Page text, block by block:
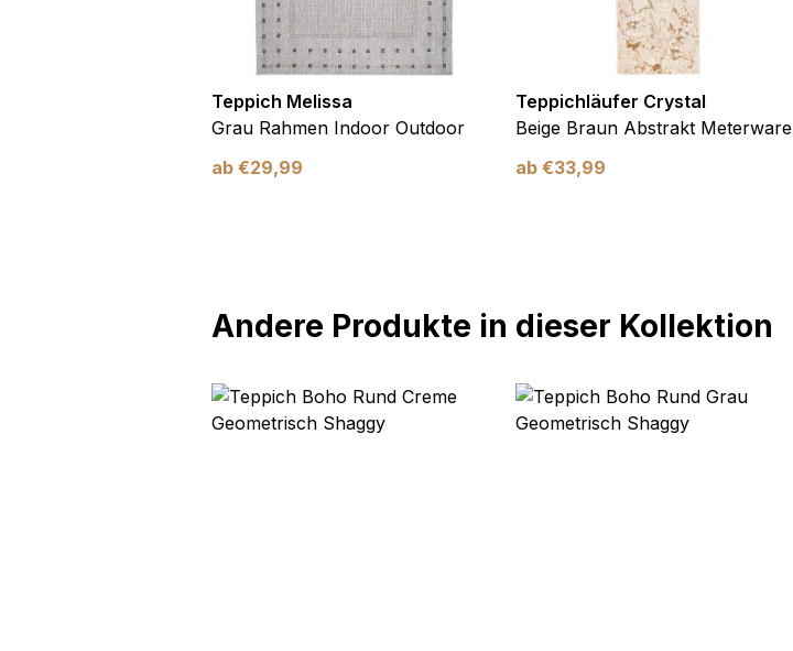
Teppich Melissa
Grau Rahmen Indoor Outdoor
ab €29,99
Teppichläufer Crystal
Beige Braun Abstrakt Meterware
ab €33,99
Andere Produkte in dieser Kollektion